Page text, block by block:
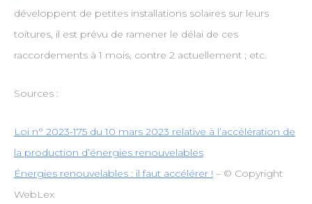
développent de petites installations solaires sur leurs
toitures, il est prévu de ramener le délai de ces
raccordements à 1 mois, contre 2 actuellement ; etc.
Sources :
Loi n° 2023-175 du 10 mars 2023 relative à l’accélération de
la production d’énergies renouvelables
Énergies renouvelables : il faut accélérer !– © Copyright
WebLex